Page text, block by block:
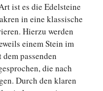
ist es die Edelsteine
in eine klassische
Hierzu werden
einem Stein im
passenden
die nach
Durch den klaren